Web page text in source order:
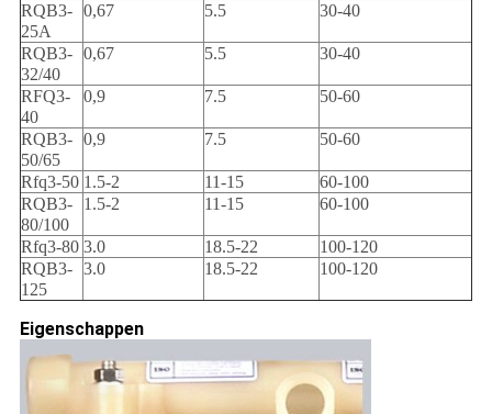
RQB3-
25A
0,67 5.5 30-40
RQB3-
32/40
0,67 5.5 30-40
RFQ3-
40
0,9 7.5 50-60
RQB3-
50/65
0,9 7.5 50-60
Rfq3-50 1.5-2 11-15
60-100
RQB3-
80/100
1.5-2 11-15 60-100
Rfq3-80 3.0 18.5-22
100-120
RQB3-
125
3.0 18.5-22 100-120
Eigenschappen